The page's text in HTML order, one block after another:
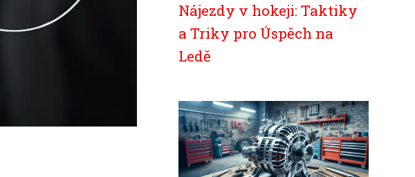
Nájezdy v hokeji: Taktiky
a Triky pro Úspěch na
Ledě